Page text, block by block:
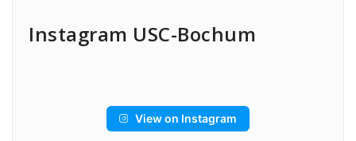
Instagram USC-Bochum
View on Instagram